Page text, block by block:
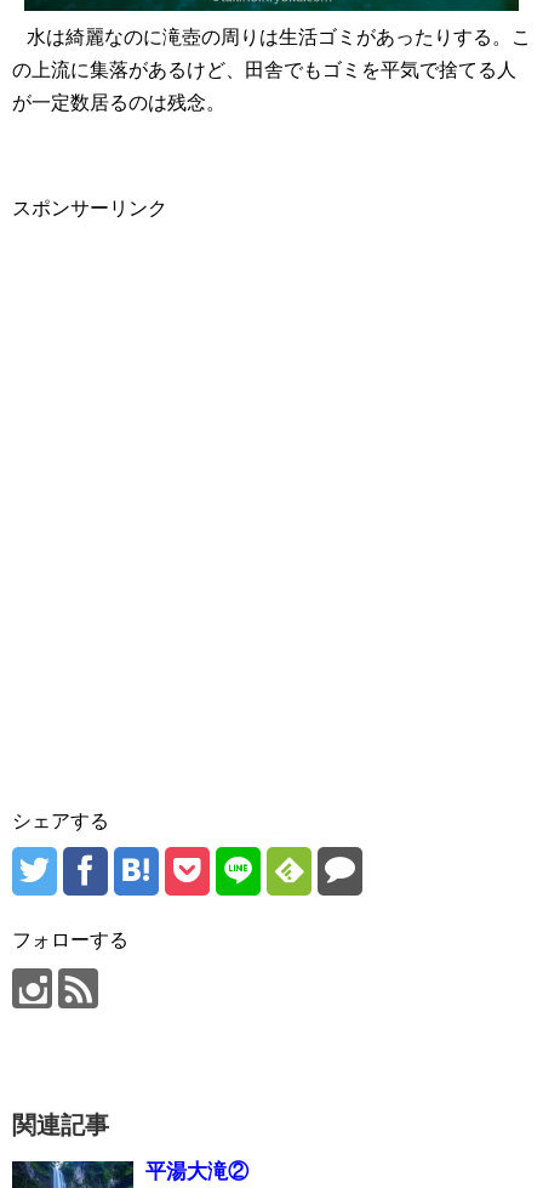
水は綺麗なのに滝壺の周りは生活ゴミがあったりする。こ
の上流に集落があるけど、田舎でもゴミを平気で捨てる人
が一定数居るのは残念。
スポンサーリンク
シェアする
フォローする
関連記事
平湯大滝②